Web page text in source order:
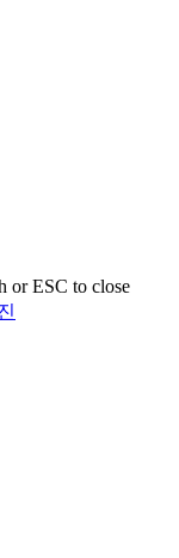
or ESC to close